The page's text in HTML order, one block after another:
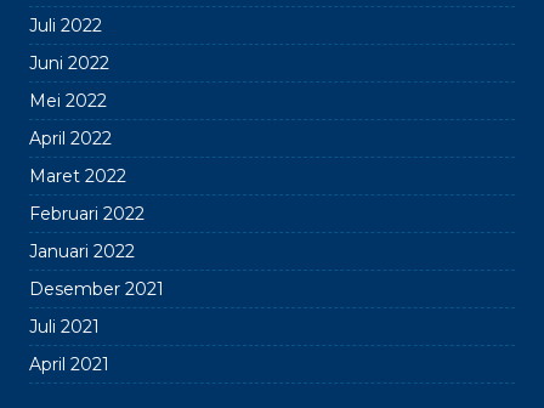
Juli 2022
Juni 2022
Mei 2022
April 2022
Maret 2022
Februari 2022
Januari 2022
Desember 2021
Juli 2021
April 2021